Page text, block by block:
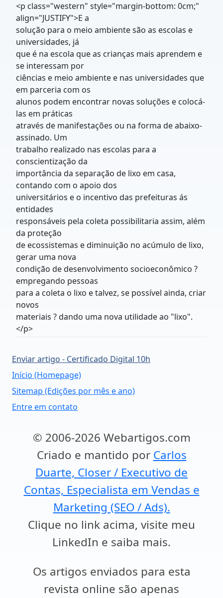
<p class="western" style="margin-bottom: 0cm;"
align="JUSTIFY">E a
solução para o meio ambiente são as escolas e
universidades, já
que é na escola que as crianças mais aprendem e
se interessam por
ciências e meio ambiente e nas universidades que
em parceria com os
alunos podem encontrar novas soluções e colocá-
las em práticas
através de manifestações ou na forma de abaixo-
assinado. Um
trabalho realizado nas escolas para a
conscientização da
importância da separação de lixo em casa,
contando com o apoio dos
universitários e o incentivo das prefeituras ás
entidades
responsáveis pela coleta possibilitaria assim, além
da proteção
de ecossistemas e diminuição no acúmulo de lixo,
gerar uma nova
condição de desenvolvimento socioeconômico ?
empregando pessoas
para a coleta o lixo e talvez, se possível ainda, criar
novos
materiais ? dando uma nova utilidade ao "lixo".
</p>
Enviar artigo - Certificado Digital 10h
Início (Homepage)
Sitemap (Edições por mês e ano)
Entre em contato
© 2006-2026 Webartigos.com
Criado e mantido por Carlos
Duarte, Closer / Executivo de
Contas, Especialista em Vendas e
Marketing (SEO / Ads).
Clique no link acima, visite meu
LinkedIn e saiba mais.
Os artigos enviados para esta
revista online são apenas